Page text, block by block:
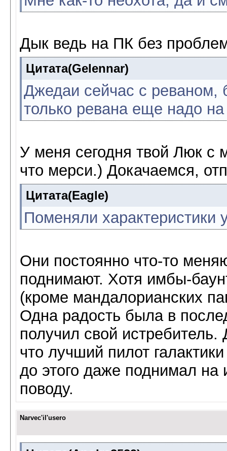
Дык ведь на ПК без
Цитата(Gelennar)
Джедаи сейчас с реваном,
только ревана еще надо на
У меня сегодня твой Люк с
что мерси.) Докачаемся,
Цитата(Eagle)
Поменяли характеристики
Они постоянно что-то
поднимают. Хотя имбы-
(кроме мандалорианских
Одна радость была в
получил свой
что лучший пилот
до этого даже поднимал
поводу.
Narvec'il'usero